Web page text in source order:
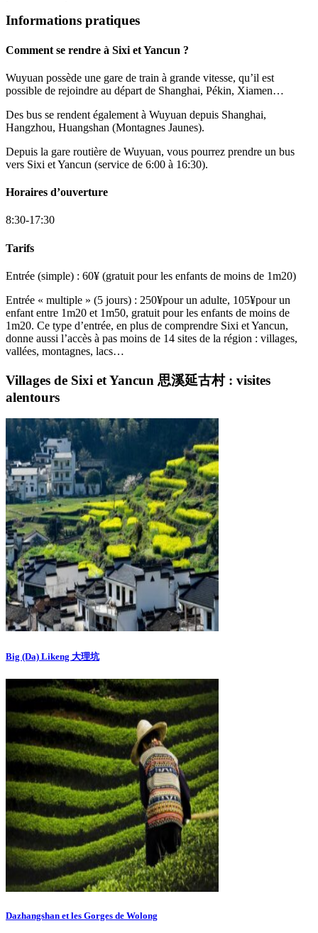
Informations pratiques
Comment se rendre à Sixi et Yancun ?
Wuyuan possède une gare de train à grande vitesse, qu’il est
possible de rejoindre au départ de Shanghai, Pékin, Xiamen…
Des bus se rendent également à Wuyuan depuis Shanghai,
Hangzhou, Huangshan (Montagnes Jaunes).
Depuis la gare routière de Wuyuan, vous pourrez prendre un bus
vers Sixi et Yancun (service de 6:00 à 16:30).
Horaires d’ouverture
8:30-17:30
Tarifs
Entrée (simple) : 60¥ (gratuit pour les enfants de moins de 1m20)
Entrée « multiple » (5 jours) : 250¥pour un adulte, 105¥pour un
enfant entre 1m20 et 1m50, gratuit pour les enfants de moins de
1m20. Ce type d’entrée, en plus de comprendre Sixi et Yancun,
donne aussi l’accès à pas moins de 14 sites de la région : villages,
vallées, montagnes, lacs…
Villages de Sixi et Yancun 思溪延古村 : visites
alentours
Big (Da) Likeng 大理坑
Dazhangshan et les Gorges de Wolong